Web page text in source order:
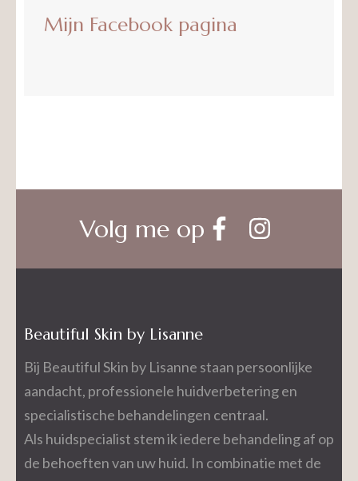
Mijn Facebook pagina
Volg me op
Beautiful Skin by Lisanne
Bij Beautiful Skin by Lisanne staan persoonlijke
aandacht, professionele huidverbetering en
specialistische behandelingen centraal.
Als huidspecialist stem ik iedere behandeling af op
de behoeften van uw huid. In combinatie met de